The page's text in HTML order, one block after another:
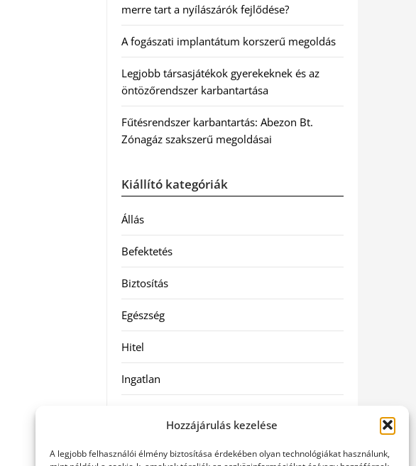
Hozzájárulás kezelése
A legjobb felhasználói élmény biztosítása érdekében olyan technológiákat használunk,
merre tart a nyílászárók fejlődése?
A fogászati implantátum korszerű megoldás
Legjobb társasjátékok gyerekeknek és az
öntözőrendszer karbantartása
Fűtésrendszer karbantartás: Abezon Bt.
Zónagáz szakszerű megoldásai
Kiállító kategóriák
Állás
Befektetés
Biztosítás
Egészség
Hitel
Ingatlan